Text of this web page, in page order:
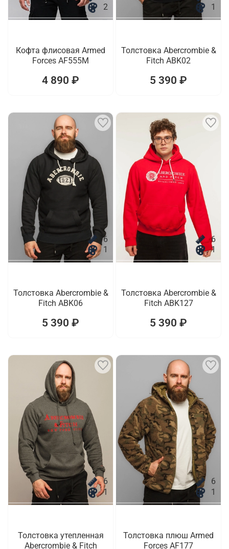
2
Кофта флисовая Armed
Forces AF555M
4 890 ₽
1
Толстовка Abercrombie &
Fitch ABK02
5 390 ₽
6
1
Толстовка Abercrombie &
Fitch ABK06
5 390 ₽
6
1
Толстовка Abercrombie &
Fitch ABK127
5 390 ₽
6
1
Толстовка утепленная
Abercrombie & Fitch
6
1
Толстовка плюш Armed
Forces AF177